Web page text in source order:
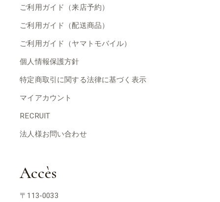
ご利用ガイド（来店予約）
ご利用ガイド（配送商品）
ご利用ガイド（ヤマトモバイル）
個人情報保護方針
特定商取引に関する法律に基づく表示
マイアカウント
RECRUIT
法人様お問い合わせ
Accès
〒113-0033